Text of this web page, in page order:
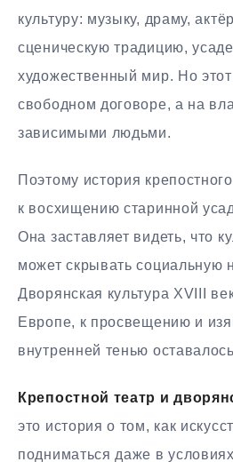
культуру: музыку, драму,
сценическую традицию,
художественный мир. Но
свободном договоре, а на
зависимыми людьми.
Поэтому история
к восхищению старинной
Она заставляет видеть, что
может скрывать социальную
Дворянская культура XVIII
Европе, к просвещению и
внутренней тенью
Крепостной театр и
это история о том, как
подниматься даже в